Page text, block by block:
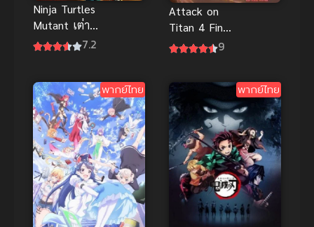
Ninja Turtles
Mutant เต่า
นินจา
ไทย อนิเมะ
มันส์
7.2
Attack on
Titan 4 Final
Season Part
9
พากย์ไทย พากย์ไทย